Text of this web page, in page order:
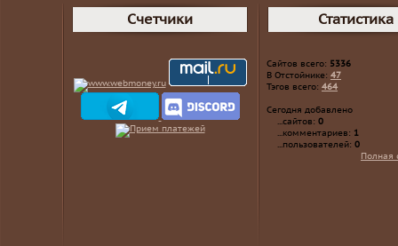
Счетчики Статистика
Сайтов всего: 5336
В Отстойнике: 47
Тэгов всего: 464
Сегодня добавлено
...сайтов: 0
...комментариев: 1
...пользователей: 0
Полная